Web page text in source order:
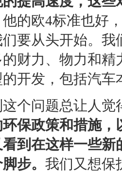
的欧4标准也好
要从头开始。
财力、物力和
开发，包括汽车
问题总让人觉
环保政策和措施，
到在这样一些
步。 我们又想保